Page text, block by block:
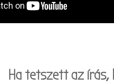
Ha tetszett az írás,